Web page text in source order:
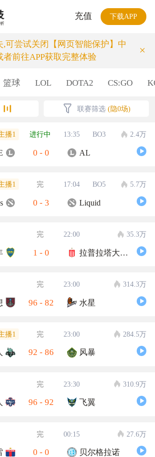
充值 下载APP
,可尝试关闭【网页智能保护】中
前往APP获取完整体验
×
篮球 LOL DOTA2 CS:GO
联赛筛选 (隐0场)
播1 进行中 13:35 BO3 2.4万
0 - 0 AL
播1 完 17:04 BO5 5.7万
0 - 3 Liquid
完 22:00 35.3万
1 - 0 拉普拉塔大学生
完 23:00 314.3万
96 - 82 水星
播1 完 23:00 284.5万
92 - 86 风暴
完 23:30 310.9万
96 - 92 飞翼
完 00:15 27.6万
0 - 0 贝尔格拉诺